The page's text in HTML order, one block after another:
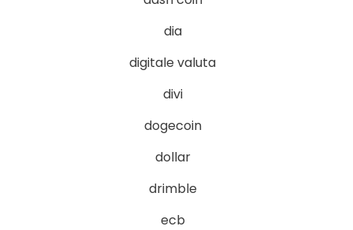
dia
digitale valuta
divi
dogecoin
dollar
drimble
ecb